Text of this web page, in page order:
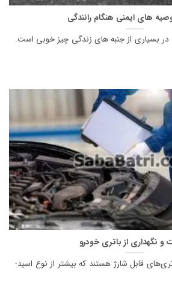
های ایمنی هنگام رانندگی
بسیاری از جنبه های زندگی چیز خوبی است.
و نگهداری از باتری خودرو
قابل شارژ هستند که بیشتر از نوع اسید-